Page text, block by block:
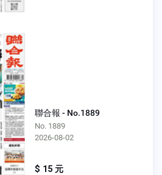
聯合報 - No.1889
No. 1889
2026-08-02
$ 15 元